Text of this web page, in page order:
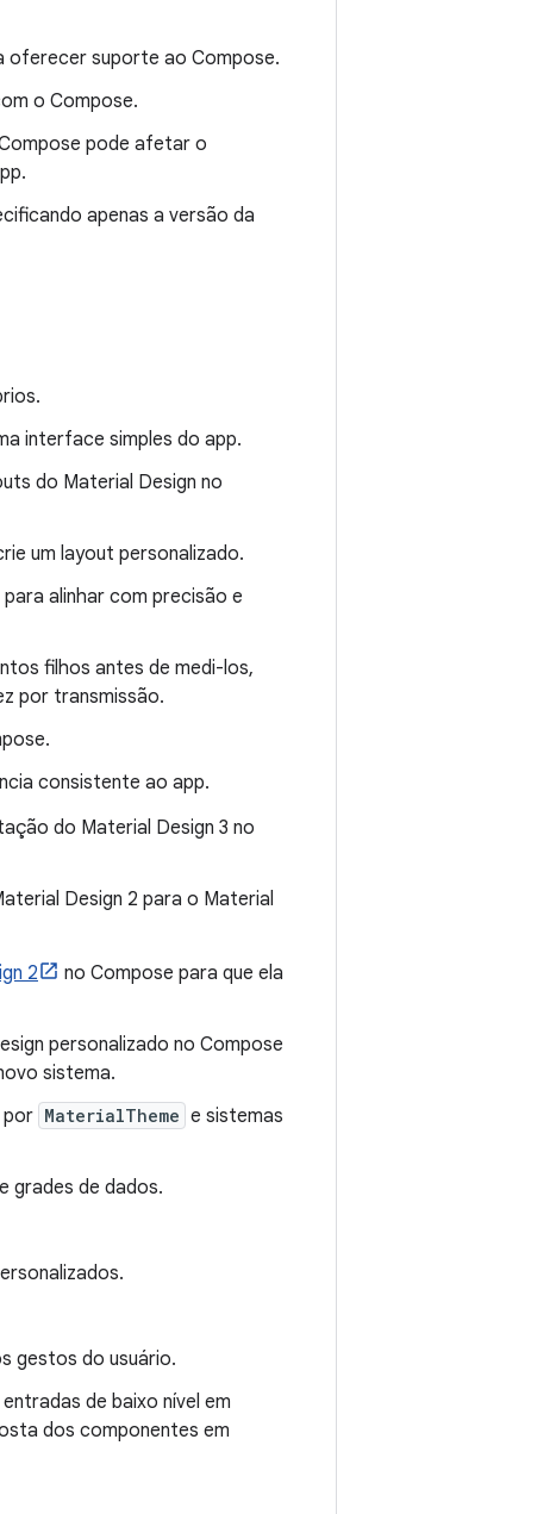
oferecer suporte ao Compose.
o Compose.
pode afetar o
apenas a versão da
interface simples do app.
do Material Design no
um layout personalizado.
alinhar com precisão e
filhos antes de medi-los,
por transmissão.
consistente ao app.
do Material Design 3 no
Design 2 para o Material
2
no Compose para que ela
personalizado no Compose
sistema.
por MaterialTheme e sistemas
grades de dados.
gestos do usuário.
de baixo nível em
dos componentes em